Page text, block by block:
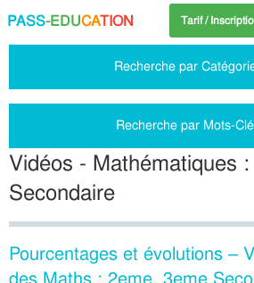
PASS-EDUCATION Tarif /
Recherche par
Recherche par Mots-
Vidéos - Mathématiques
Secondaire
Pourcentages et évolutions –